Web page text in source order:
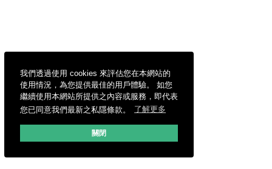
我們透過使用 cookies 來評估您在本網站的
使用情況，為您提供最佳的用戶體驗。 如您
繼續使用本網站所提供之內容或服務，即代表
您已同意我們最新之私隱條款。
了解更多
關閉